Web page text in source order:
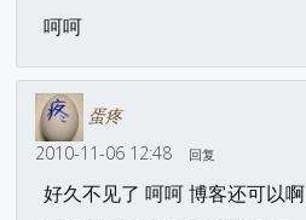
呵呵
蛋疼
2010-11-06 12:48
回复
好久不见了 呵呵 博客还可以啊